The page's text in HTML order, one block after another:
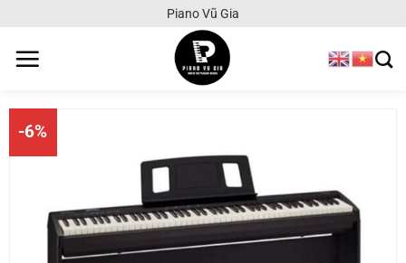
nội
Piano Vũ Gia
-6%